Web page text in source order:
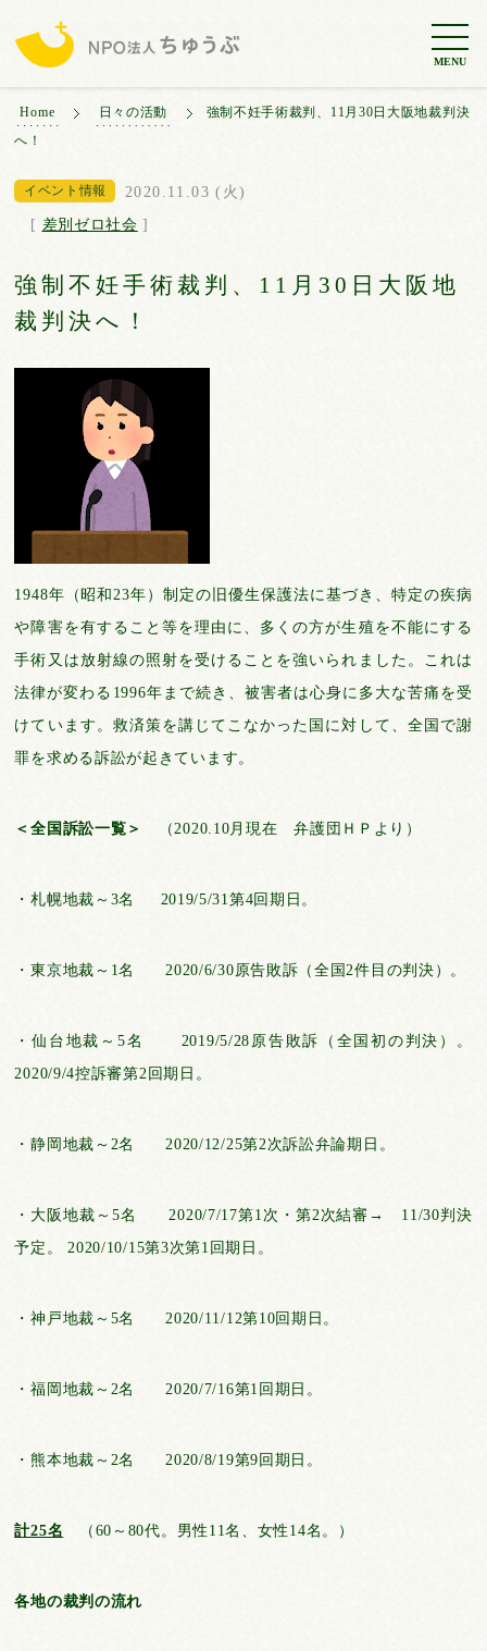
MENU
Home 日々の活動
強制不妊手術裁判、11月30日大阪地裁判決
へ！
イベント情報
2020.11.03 (火)
[ 差別ゼロ社会 ]
強制不妊手術裁判、11月30日大阪地
裁判決へ！
1948年（昭和23年）制定の旧優生保護法に基づき、特定の疾病
や障害を有すること等を理由に、多くの方が生殖を不能にする
手術又は放射線の照射を受けることを強いられました。これは
法律が変わる1996年まで続き、被害者は心身に多大な苦痛を受
けています。救済策を講じてこなかった国に対して、全国で謝
罪を求める訴訟が起きています。
＜全国訴訟一覧＞ （2020.10月現在 弁護団ＨＰより）
・札幌地裁～3名 2019/5/31第4回期日。
・東京地裁～1名 2020/6/30原告敗訴（全国2件目の判決）。
・仙台地裁～5名 2019/5/28原告敗訴（全国初の判決）。
2020/9/4控訴審第2回期日。
・静岡地裁～2名 2020/12/25第2次訴訟弁論期日。
・大阪地裁～5名 2020/7/17第1次・第2次結審→ 11/30判決
予定。 2020/10/15第3次第1回期日。
・神戸地裁～5名 2020/11/12第10回期日。
・福岡地裁～2名 2020/7/16第1回期日。
・熊本地裁～2名 2020/8/19第9回期日。
計25名 （60～80代。男性11名、女性14名。）
各地の裁判の流れ